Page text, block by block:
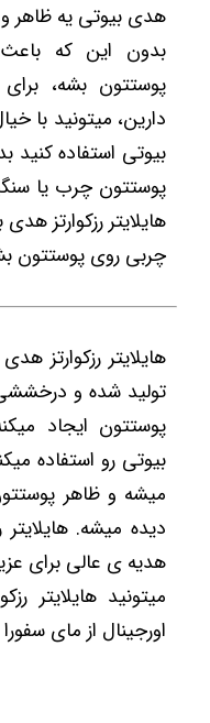
هدی بیوتی یه ظاهر
بدون این که
پوستتون بشه،
دارین، میتونید با
بیوتی استفاده کنید
پوستتون چرب یا
هایلایتر رزکوارتز
چربی روی پوستتون
هایلایتر رزکوارتز
تولید شده و
پوستتون ایجاد
بیوتی رو استفاده
میشه و ظاهر
دیده میشه.
هدیه ی عالی برای
میتونید هایلایتر
اورجینال از مای